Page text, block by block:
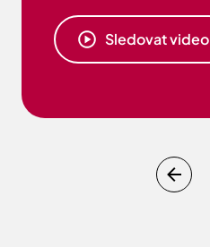
Sledovat video